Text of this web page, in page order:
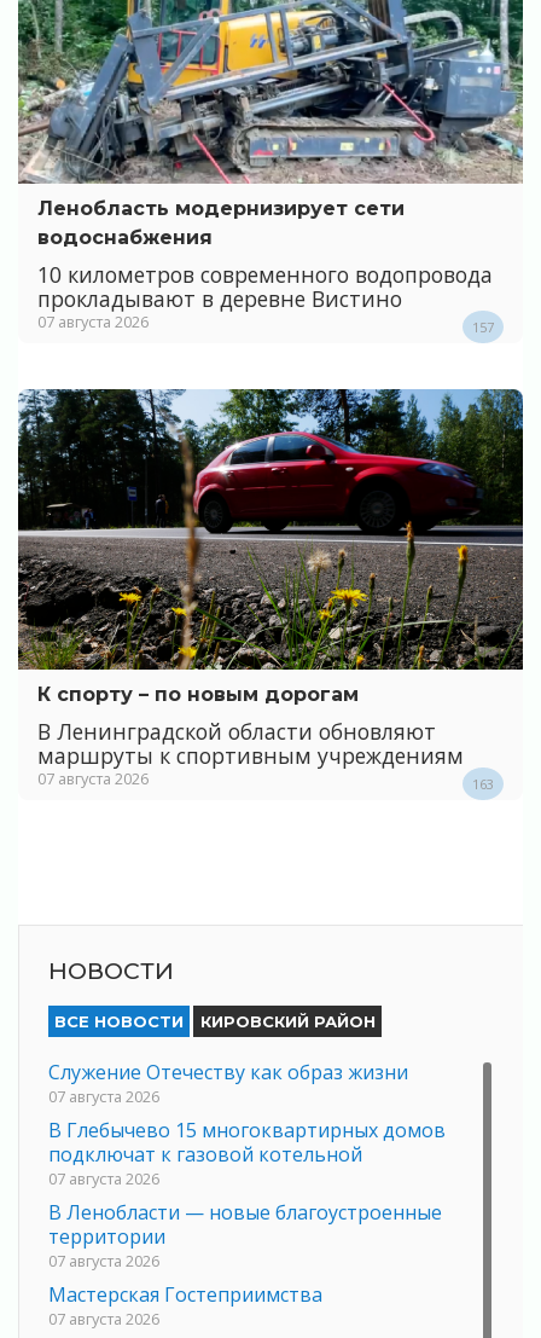
Ленобласть модернизирует сети
водоснабжения
10 километров современного водопровода
прокладывают в деревне Вистино
07 августа 2026 157
К спорту – по новым дорогам
В Ленинградской области обновляют
маршруты к спортивным учреждениям
07 августа 2026 163
НОВОСТИ
ВСЕ НОВОСТИ КИРОВСКИЙ РАЙОН
Служение Отечеству как образ жизни
07 августа 2026
В Глебычево 15 многоквартирных домов
подключат к газовой котельной
07 августа 2026
В Ленобласти — новые благоустроенные
территории
07 августа 2026
Мастерская Гостеприимства
07 августа 2026